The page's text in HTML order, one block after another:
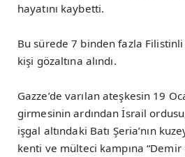
hayatını kaybetti.
Bu sürede 7 binden fazla
kişi gözaltına alındı.
Gazze’de varılan ateşkesin 19
girmesinin ardından İsrail
işgal altındaki Batı Şeria’nın
kenti ve mülteci kampına “Demir